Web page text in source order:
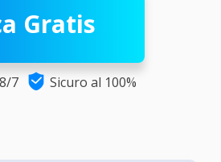
Gratis
7  Sicuro al 100%